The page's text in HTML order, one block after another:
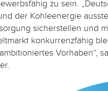
zu sein.
der Kohleenergie
sicherstellen und
konkurrenzfähig
Vorhaben“,